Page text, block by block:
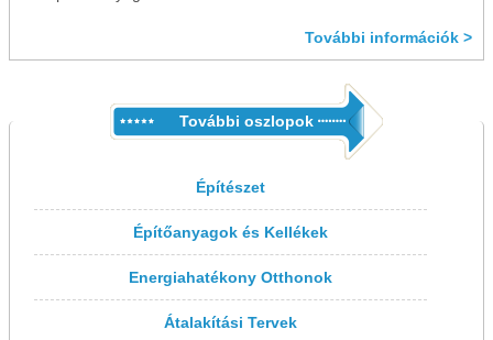
További információk >
További oszlopok
Építészet
Építőanyagok és Kellékek
Energiahatékony Otthonok
Átalakítási Tervek